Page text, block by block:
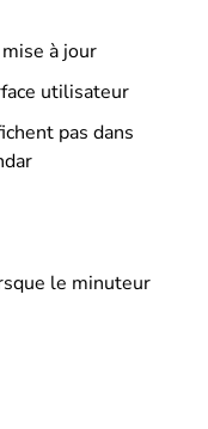
à jour
utilisateur
pas dans
le minuteur